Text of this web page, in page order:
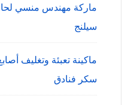
ماركة مهندس منسي
سيلنج
ماكينة تعبئة وتغليف
سكر فنادق